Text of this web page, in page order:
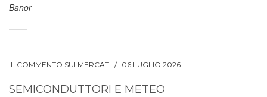
Banor
IL COMMENTO SUI MERCATI 06 LUGLIO 2026
SEMICONDUTTORI E METEO